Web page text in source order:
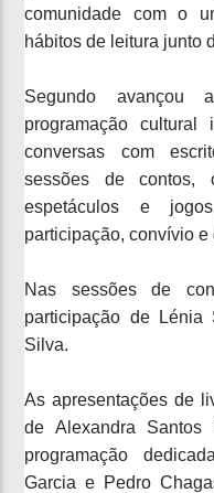
comunidade com o
hábitos de leitura junto
Segundo avançou
programação cultural
conversas com
sessões de contos,
espetáculos e
participação, convívio
Nas sessões de
participação de Lénia
Silva.
As apresentações de
de Alexandra
programação
Garcia e Pedro